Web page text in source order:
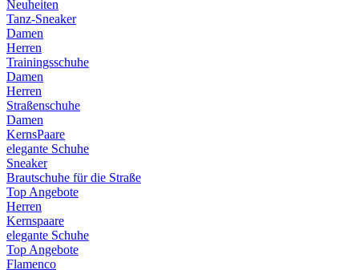
Neuheiten
Tanz-Sneaker
Damen
Herren
Trainingsschuhe
Damen
Herren
Straßenschuhe
Damen
KernsPaare
elegante Schuhe
Sneaker
Brautschuhe für die Straße
Top Angebote
Herren
Kernspaare
elegante Schuhe
Top Angebote
Flamenco